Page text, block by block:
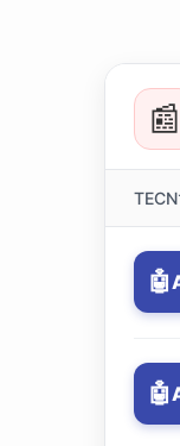
📰
🤖
🤖